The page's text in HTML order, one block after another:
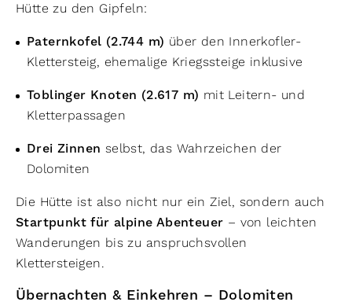
Hütte zu den Gipfeln:
Paternkofel (2.744 m) über den Innerkofler-
Klettersteig, ehemalige Kriegssteige inklusive
Toblinger Knoten (2.617 m) mit Leitern- und
Kletterpassagen
Drei Zinnen selbst, das Wahrzeichen der
Dolomiten
Die Hütte ist also nicht nur ein Ziel, sondern auch
Startpunkt für alpine Abenteuer – von leichten
Wanderungen bis zu anspruchsvollen
Klettersteigen.
Übernachten & Einkehren – Dolomiten